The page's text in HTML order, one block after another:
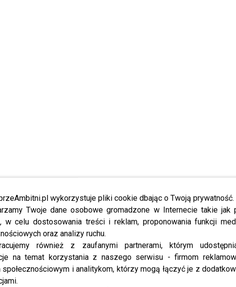
wykorzystuje pliki cookie dbając o Twoją prywatność.
Twoje dane osobowe gromadzone w Internecie takie jak
w celu dostosowania treści i reklam, proponowania funkcji
oraz analizy ruchu.
również z zaufanymi partnerami, którym
na temat korzystania z naszego serwisu - firmom
społecznościowym i analitykom, którzy mogą łączyć je z